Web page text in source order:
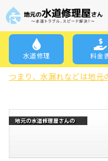
Skip
main
content
水道修理 料金
つまり、水漏れなどは地